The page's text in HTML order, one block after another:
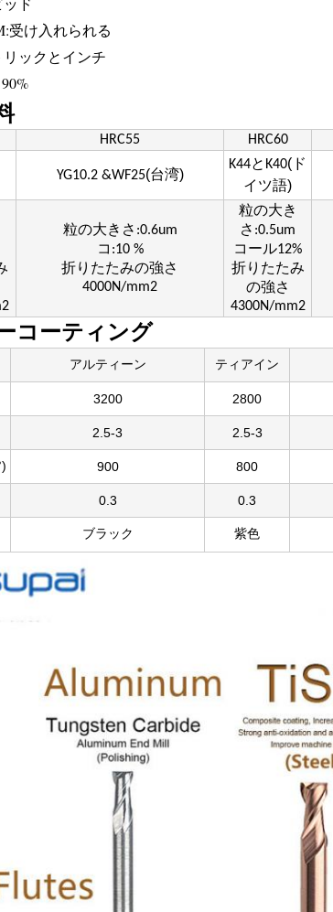
受け入れられる
ックとインチ
HRC55 HRC60
YG10.2 &WF25(台湾)
K44とK40(ド
イツ語)
粒の大きさ:0.6um
コ:10 %
折りたたみの強さ
4000N/mm2
粒の大き
さ:0.5um
コール12%
折りたたみ
の強さ
4300N/mm2
コーティング
アルティーン ティアイン
3200 2800
2.5-3
2.5-3
900 800
0.3 0.3
ブラック 紫色